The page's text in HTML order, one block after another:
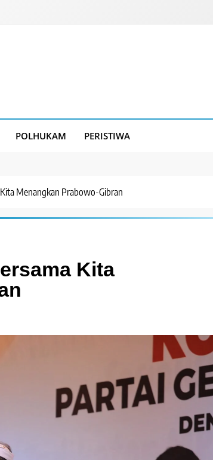
POLHUKAM PERISTIWA
Menangkan Prabowo-Gibran
Kita